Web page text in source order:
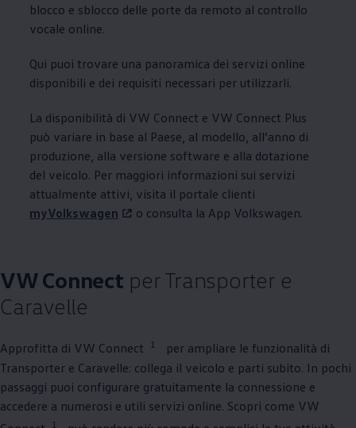
blocco e sblocco delle porte da remoto al controllo
vocale online.
Qui puoi trovare una panoramica dei servizi online
disponibili e dei requisiti necessari per utilizzarli.
La disponibilità di VW Connect e VW Connect Plus
può variare in base al Paese, al modello, all’anno di
produzione, alla versione software e alla dotazione
del veicolo. Per maggiori informazioni sui servizi
attualmente attivi, visita il portale clienti
myVolkswagen
o consulta la App Volkswagen.
VW Connect per Transporter e
Caravelle
Approfitta di VW Connect 1
per ampliare le funzionalità di
Transporter e Caravelle: collega il veicolo e parti subito. In pochi
passaggi puoi configurare gratuitamente la connessione e
accedere a numerosi e utili servizi online. Scopri come VW
1